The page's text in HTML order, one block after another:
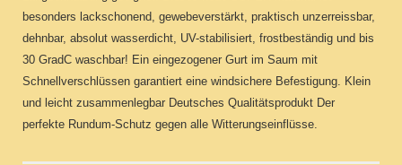
besonders lackschonend, gewebeverstärkt, praktisch unzerreissbar,
dehnbar, absolut wasserdicht, UV-stabilisiert, frostbeständig und bis
30 GradC waschbar! Ein eingezogener Gurt im Saum mit
Schnellverschlüssen garantiert eine windsichere Befestigung. Klein
und leicht zusammenlegbar Deutsches Qualitätsprodukt Der
perfekte Rundum-Schutz gegen alle Witterungseinflüsse.